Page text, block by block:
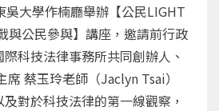
吳大學作楠廳舉辦【公民LIGHT
與公民參與】講座，邀請前行政
科技法律事務所共同創辦人、
蔡玉玲老師（Jaclyn Tsai）
對於科技法律的第一線觀察，